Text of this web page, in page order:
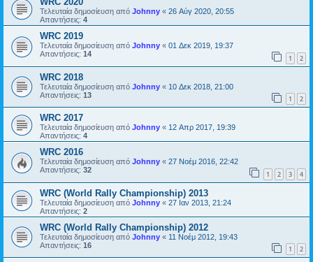
Τελευταία δημοσίευση από Johnny « 26 Αύγ 2020, 20:55
Απαντήσεις: 4
WRC 2019
Τελευταία δημοσίευση από Johnny « 01 Δεκ 2019, 19:37
Απαντήσεις: 14 1 2
WRC 2018
Τελευταία δημοσίευση από Johnny « 10 Δεκ 2018, 21:00
Απαντήσεις: 13 1 2
WRC 2017
Τελευταία δημοσίευση από Johnny « 12 Απρ 2017, 19:39
Απαντήσεις: 4
WRC 2016
Τελευταία δημοσίευση από Johnny « 27 Νοέμ 2016, 22:42
Απαντήσεις: 32 1 2 3 4
WRC (World Rally Championship) 2013
Τελευταία δημοσίευση από Johnny « 27 Ιαν 2013, 21:24
Απαντήσεις: 2
WRC (World Rally Championship) 2012
Τελευταία δημοσίευση από Johnny « 11 Νοέμ 2012, 19:43
Απαντήσεις: 16 1 2